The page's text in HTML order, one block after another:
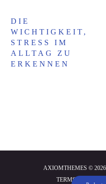
DIE
WICHTIGKEIT,
STRESS IM
ALLTAG ZU
ERKENNEN
AXIOMTHEMES ©
TERMS OF USE